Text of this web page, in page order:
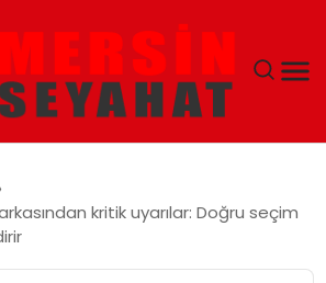
kritik uyarılar: Doğru seçim